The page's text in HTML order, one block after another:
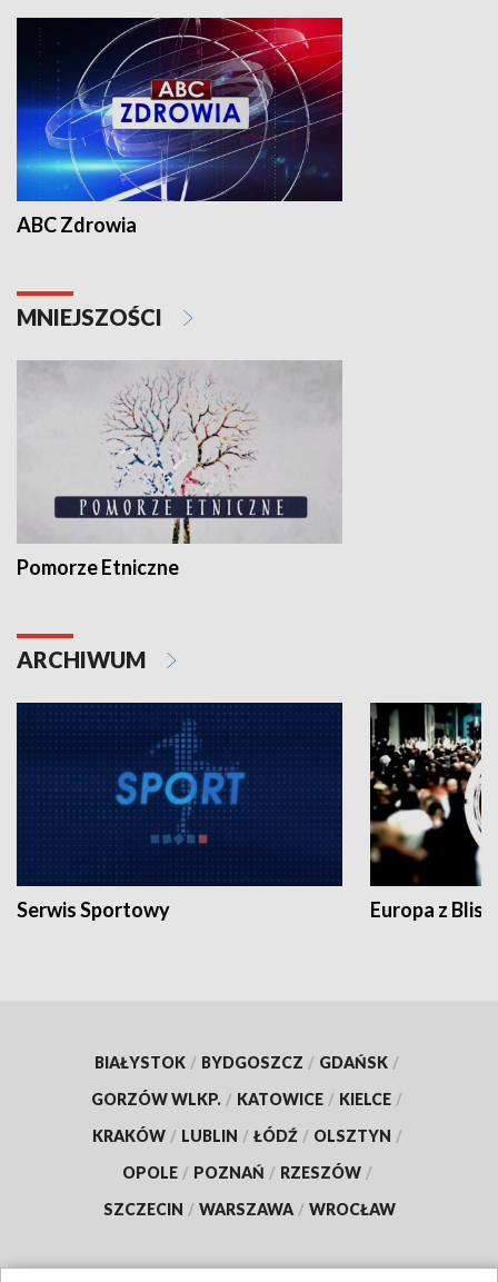
ABC Zdrowia
MNIEJSZOŚCI
Pomorze Etniczne
ARCHIWUM
Serwis Sportowy Europa z
BIAŁYSTOK / BYDGOSZCZ / GDAŃSK /
GORZÓW WLKP. / KATOWICE / KIELCE /
KRAKÓW / LUBLIN / ŁÓDŹ / OLSZTYN /
OPOLE / POZNAŃ / RZESZÓW /
SZCZECIN / WARSZAWA / WROCŁAW